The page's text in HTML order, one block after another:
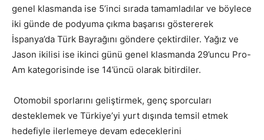
genel klasmanda ise 5’inci sırada tamamladılar ve böylece
iki günde de podyuma çıkma başarısı göstererek
İspanya’da Türk Bayrağını göndere çektirdiler. Yağız ve
Jason ikilisi ise ikinci günü genel klasmanda 29’uncu Pro-
Am kategorisinde ise 14’üncü olarak bitirdiler.
Otomobil sporlarını geliştirmek, genç sporcuları
desteklemek ve Türkiye’yi yurt dışında temsil etmek
hedefiyle ilerlemeye devam edeceklerini